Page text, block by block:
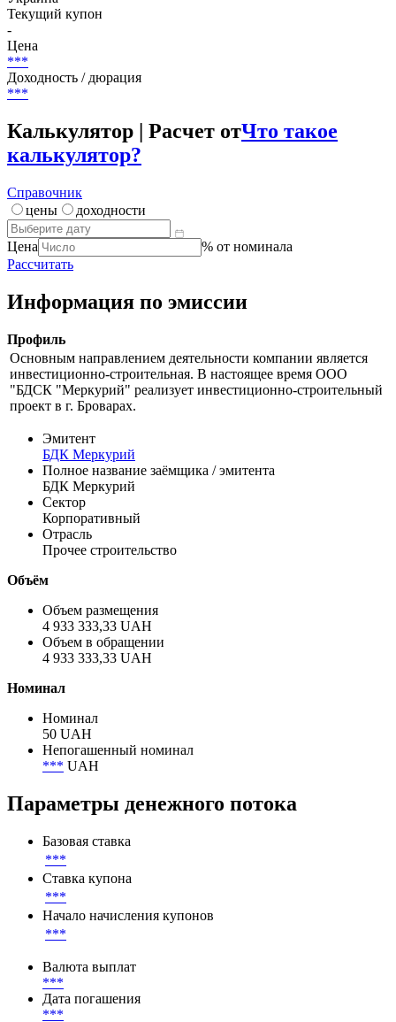
Страна риска
Украина
Текущий купон
-
***
Доходность / дюрация
***
Калькулятор | Расчет от
калькулятор?
Справочник
цены
Цена
% от номинала
Информация по эмиссии
Профиль
Основным направлением деятельности компании является
инвестиционно-строительная. В настоящее время ООО
"БДCК "Меркурий" реализует инвестиционно-строительный
проект в г. Броварах.
Эмитент
БДК Меркурий
Полное название заёмщика / эмитента
БДК Меркурий
Сектор
Корпоративный
Прочее строительство
Объём
4 933 333,33 UAH
4 933 333,33 UAH
Номинал
Непогашенный номинал
Параметры денежного потока
Базовая ставка
***
Ставка купона
Начало начисления купонов
***